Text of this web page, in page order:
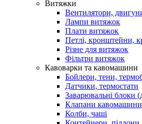
Витяжки
Вентилятори,
Лампи витяжок
Плати витяжок
Петлі, кронштейни,
Різне для витяжок
Фільтри витяжок
Кавоварки та кавомашини
Бойлери, тени,
Датчики, термостати
Заварювальні блоки
Клапани кавомашини
Колби, чаші